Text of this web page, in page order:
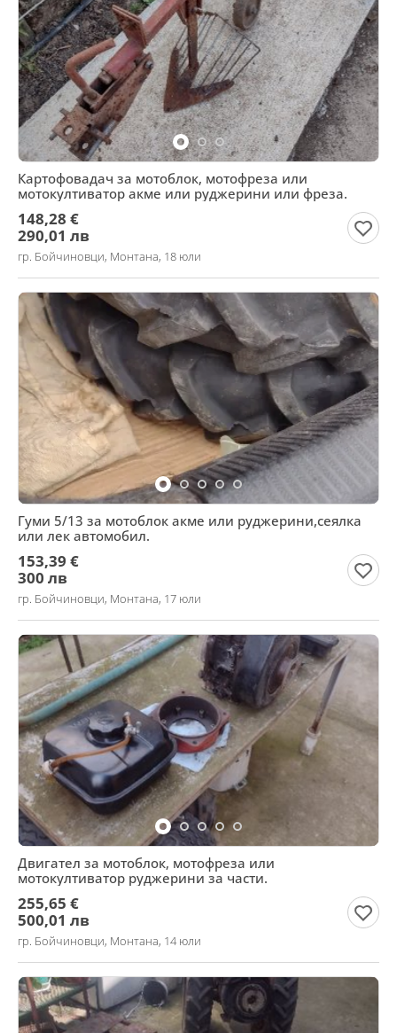
Картофовадач за мотоблок, мотофреза или
мотокултиватор акме или руджерини или фреза.
148,28 €
290,01 лв
гр. Бойчиновци, Монтана, 18 юли
Гуми 5/13 за мотоблок акме или руджерини,сеялка
или лек автомобил.
153,39 €
300 лв
гр. Бойчиновци, Монтана, 17 юли
Двигател за мотоблок, мотофреза или
мотокултиватор руджерини за части.
255,65 €
500,01 лв
гр. Бойчиновци, Монтана, 14 юли